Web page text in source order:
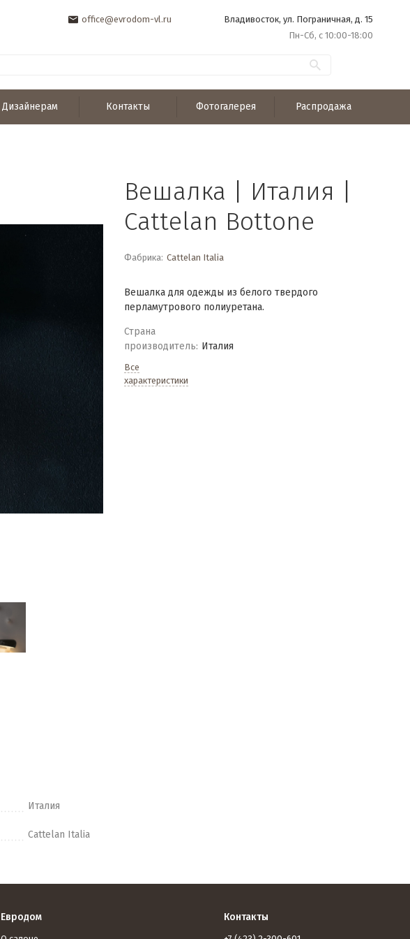
office@evrodom-vl.ru
Владивосток, ул. Пограничная, д. 15
Пн-Сб, с 10:00-18:00
Дизайнерам Контакты Фотогалерея Распродажа
Вешалка | Италия |
Cattelan Bottone
Фабрика: Cattelan Italia
Вешалка для одежды из белого твердого
перламутрового полиуретана.
Страна
производитель: Италия
Все
характеристики
Италия
Cattelan Italia
Евродом Контакты